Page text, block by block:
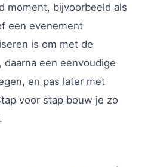
moment, bijvoorbeeld als
een evenement
is om met de
een eenvoudige
en pas later met
voor stap bouw je zo